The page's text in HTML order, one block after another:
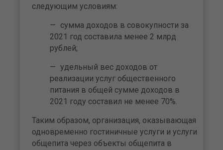
следующим условиям:
сумма доходов в совокупности за
2021 год составила менее 2 млрд
рублей;
удельный вес доходов от
реализации услуг общественного
питания в общей сумме доходов в
2021 году составил не менее 70%.
Таким образом, организация, оказывающая
одновременно гостиничные услуги и услуги
общепита через объекты общепита в